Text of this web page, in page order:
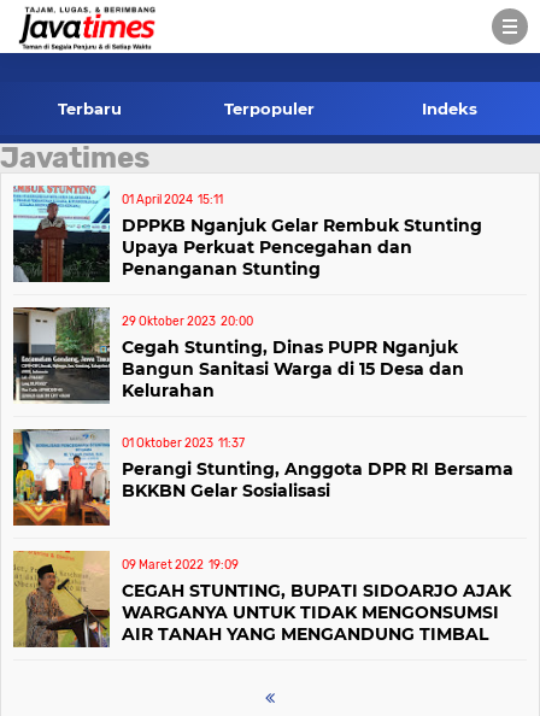
-->
Terbaru Terpopuler Indeks
Javatimes
01 April 2024 15:11
DPPKB Nganjuk Gelar Rembuk Stunting
Upaya Perkuat Pencegahan dan
Penanganan Stunting
29 Oktober 2023 20:00
Cegah Stunting, Dinas PUPR Nganjuk
Bangun Sanitasi Warga di 15 Desa dan
Kelurahan
01 Oktober 2023 11:37
Perangi Stunting, Anggota DPR RI Bersama
BKKBN Gelar Sosialisasi
09 Maret 2022 19:09
CEGAH STUNTING, BUPATI SIDOARJO AJAK
WARGANYA UNTUK TIDAK MENGONSUMSI
AIR TANAH YANG MENGANDUNG TIMBAL